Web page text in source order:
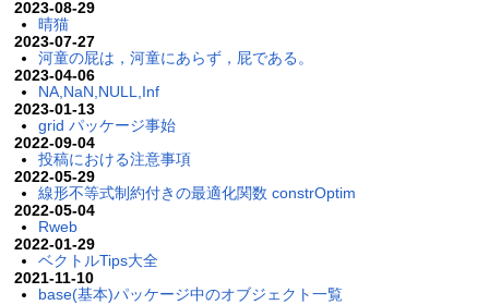
2023-08-29
晴猫
2023-07-27
河童の屁は，河童にあらず，屁である。
2023-04-06
NA,NaN,NULL,Inf
2023-01-13
grid パッケージ事始
2022-09-04
投稿における注意事項
2022-05-29
線形不等式制約付きの最適化関数 constrOptim
2022-05-04
Rweb
2022-01-29
ベクトルTips大全
2021-11-10
base(基本)パッケージ中のオブジェクト一覧